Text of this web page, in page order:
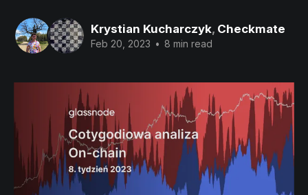
Krystian Kucharczyk, Checkmate
Feb 20, 2023 • 8 min read